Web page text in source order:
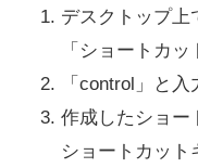
デスクトップ
「ショートカ
「control」と入
作成したショー
ショートカット